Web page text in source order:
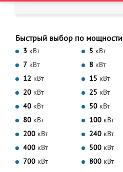
Быстрый выбор по мощности
3 кВт 5 кВт
7 кВт 8 кВт
12 кВт 15 кВт
20 кВт 25 кВт
40 кВт 50 кВт
80 кВт 100 кВт
200 кВт 240 кВт
400 кВт 500 кВт
700 кВт 800 кВт